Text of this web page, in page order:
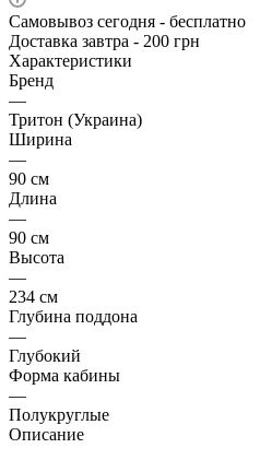
Самовывоз сегодня - бесплатно
Доставка завтра - 200 грн
Характеристики
Бренд
—
Тритон (Украина)
Ширина
—
90 см
Длина
—
90 см
Высота
—
234 см
Глубина поддона
—
Глубокий
Форма кабины
—
Полукруглые
Описание